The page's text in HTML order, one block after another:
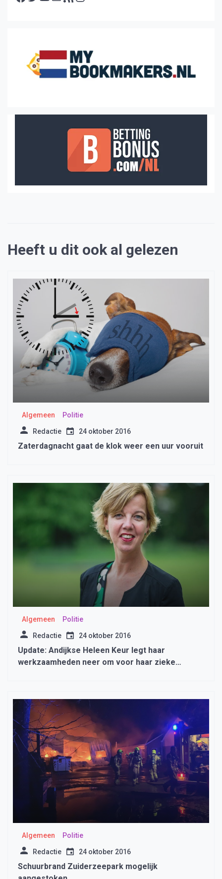
Heeft u dit ook al gelezen
Algemeen Politie
Redactie 24 oktober 2016
Zaterdagnacht gaat de klok weer een uur vooruit
Algemeen Politie
Redactie 24 oktober 2016
Update: Andijkse Heleen Keur legt haar
werkzaamheden neer om voor haar zieke
Algemeen Politie
Redactie 24 oktober 2016
Schuurbrand Zuiderzeepark mogelijk